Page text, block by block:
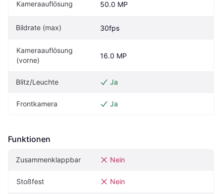
Kameraauflösung 50.0 MP
Bildrate (max) 30fps
Kameraauflösung
(vorne)
16.0 MP
Blitz/Leuchte Ja
Frontkamera Ja
Funktionen
Zusammenklappbar Nein
Stoßfest Nein